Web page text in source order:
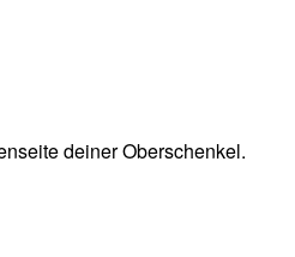
deiner Oberschenkel.